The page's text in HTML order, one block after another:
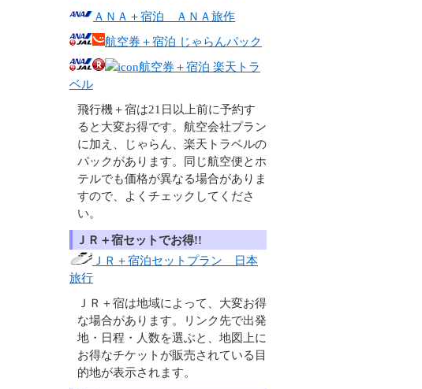
ＡＮＡ＋宿泊 ＡＮＡ旅作
航空券＋宿泊 じゃらんパック
航空券＋宿泊 楽天トラ
ベル
飛行機＋宿は21日以上前に予約す
ると大変お得です。航空会社プラン
に加え、じゃらん、楽天トラベルの
パックがあります。同じ航空便とホ
テルでも価格が異なる場合がありま
すので、よくチェックしてくださ
い。
ＪＲ＋宿セットでお得!!
ＪＲ＋宿泊セットプラン 日本
旅行
ＪＲ＋宿は地域によって、大変お得
な場合があります。リンク先で出発
地・日程・人数を選ぶと、地図上に
お得なチケットが販売されている目
的地が表示されます。